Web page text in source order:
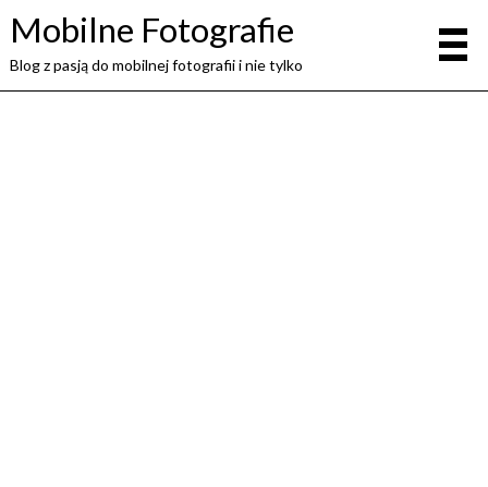
Mobilne Fotografie
Blog z pasją do mobilnej fotografii i nie tylko